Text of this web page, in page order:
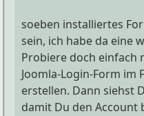
soeben installiertes
sein, ich habe da eine
Probiere doch einfach
Joomla-Login-Form im
erstellen. Dann siehst
damit Du den Account